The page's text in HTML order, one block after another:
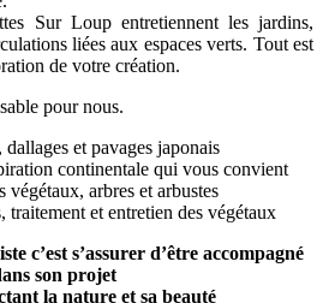
Sur Loup entretiennent les jardins,
liées aux espaces verts. Tout est
de votre création.
pour nous.
et pavages japonais
continentale qui vous convient
végétaux, arbres et arbustes
traitement et entretien des végétaux
c’est s’assurer d’être accompagné
son projet
la nature et sa beauté